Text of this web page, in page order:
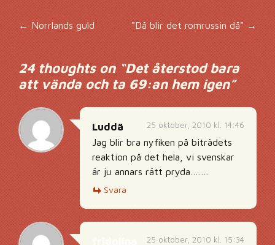
Inläggsnavigering
← Norrlands guld "Då blir det romrussin då" →
24 thoughts on “Det återstod bara
att vända och ta 69:an hem igen”
25 oktober, 2010 kl. 14:46
Luddä
Jag blir bra nyfiken på biträdets
reaktion på det hela, vi svenskar
är ju annars rätt pryda…….
Svara
25 oktober, 2010 kl. 15:34